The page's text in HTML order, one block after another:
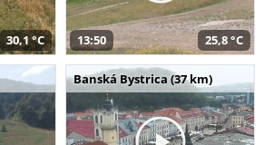
30,1 °C 13:50 25,8 °C
Banská Bystrica (37 km)